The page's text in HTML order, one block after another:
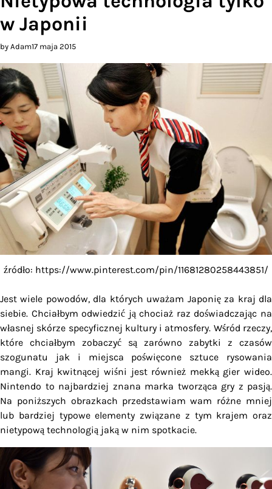
w Japonii
by Adam17 maja 2015
źródło: https://www.pinterest.com/pin/11681280258443851/
Jest wiele powodów, dla których uważam Japonię za kraj dla
siebie. Chciałbym odwiedzić ją chociaż raz doświadczając na
własnej skórze specyficznej kultury i atmosfery. Wśród rzeczy,
które chciałbym zobaczyć są zarówno zabytki z czasów
szogunatu jak i miejsca poświęcone sztuce rysowania
mangi. Kraj kwitnącej wiśni jest również mekką gier wideo.
Nintendo to najbardziej znana marka tworząca gry z pasją.
Na poniższych obrazkach przedstawiam wam różne mniej
lub bardziej typowe elementy związane z tym krajem oraz
nietypową technologią jaką w nim spotkacie.